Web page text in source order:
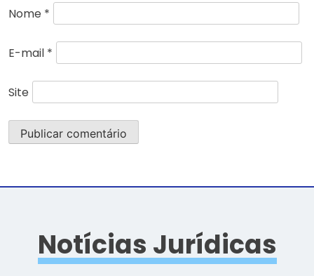
Nome *
E-mail *
Site
Notícias Jurídicas